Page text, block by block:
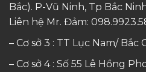
Bắc). P-Vũ Ninh, Tp Bắc
Liên hệ Mr. Đảm:
– Cơ sở 3 : TT Lục Nam/ Bắc
– Cơ sở 4 : Số 55 Lê Hồng